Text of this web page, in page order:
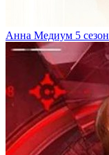
Анна Медиум 5 сезон